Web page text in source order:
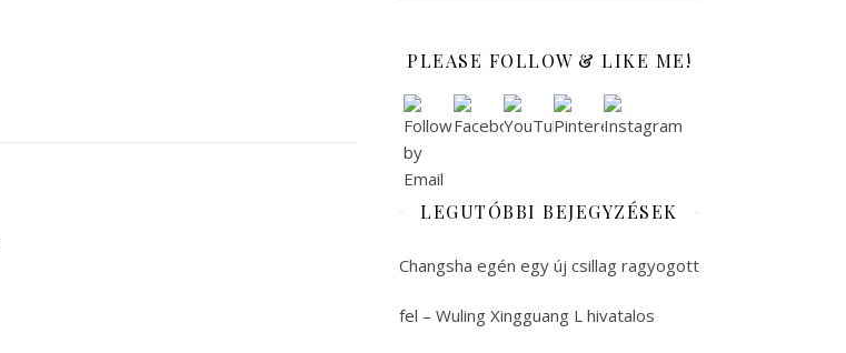
PLEASE FOLLOW & LIKE ME!
LEGUTÓBBI BEJEGYZÉSEK
Changsha egén egy új csillag ragyogott
fel – Wuling Xingguang L hivatalos